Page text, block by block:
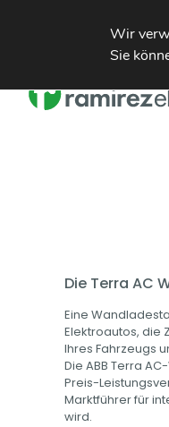
Die Terra AC
Eine
Elektroautos, die
Ihres Fahrzeugs
Die ABB Terra
Preis-
Marktführer für
wird.
Sie